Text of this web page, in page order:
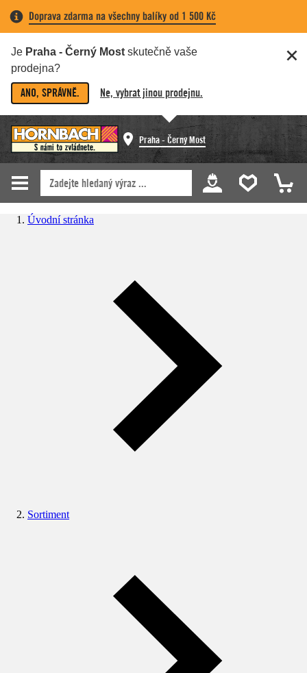
Doprava zdarma na všechny balíky od 1 500 Kč
Je Praha - Černý Most skutečně vaše
prodejna?
ANO, SPRÁVNĚ. Ne, vybrat jinou prodejnu.
Praha - Černý Most
Úvodní stránka
Sortiment